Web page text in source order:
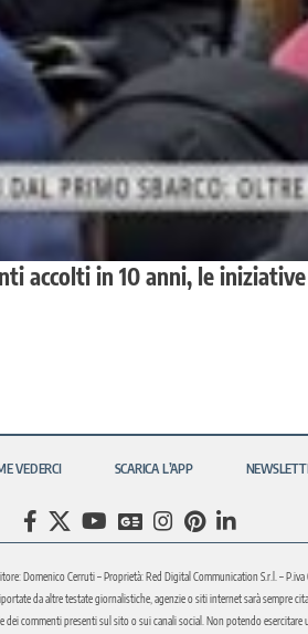
accolti in 10 anni, le iniziative
VEDERCI SCARICA L’APP
Domenico Cerruti – Proprietà: Red Digital Communication S.r.l. –
da altre testate giornalistiche, agenzie o siti internet sarà
commenti presenti sul sito o sui canali social. Non potendo